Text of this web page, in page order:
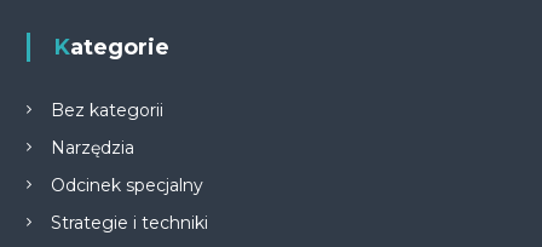
Kategorie
Bez kategorii
Narzędzia
Odcinek specjalny
Strategie i techniki